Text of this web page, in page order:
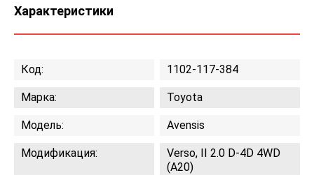
Характеристики
Код: 1102-117-384
Марка: Toyota
Модель: Avensis
Модификация:
Verso, II 2.0 D-4D 4WD
(A20)